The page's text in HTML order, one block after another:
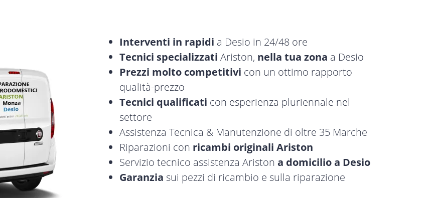
Interventi in rapidi a Desio in 24/48 ore
Tecnici specializzati Ariston, nella tua zona a Desio
Prezzi molto competitivi con un ottimo rapporto
qualità-prezzo
Tecnici qualificati con esperienza pluriennale nel
settore
Assistenza Tecnica & Manutenzione di oltre 35 Marche
Riparazioni con ricambi originali Ariston
Servizio tecnico assistenza Ariston a domicilio a Desio
Garanzia sui pezzi di ricambio e sulla riparazione